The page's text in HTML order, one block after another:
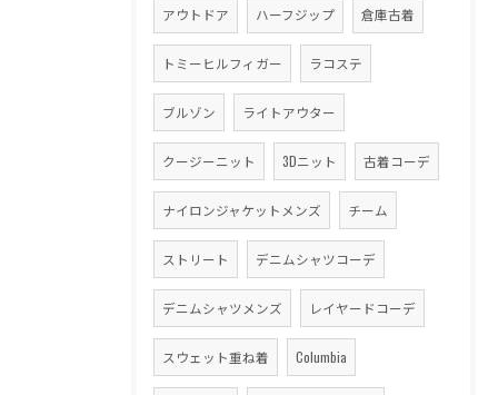
アウトドア ハーフジップ 倉庫古着
トミーヒルフィガー ラコステ
ブルゾン ライトアウター
クージーニット 3Dニット 古着コーデ
ナイロンジャケットメンズ チーム
ストリート デニムシャツコーデ
デニムシャツメンズ レイヤードコーデ
スウェット重ね着 Columbia